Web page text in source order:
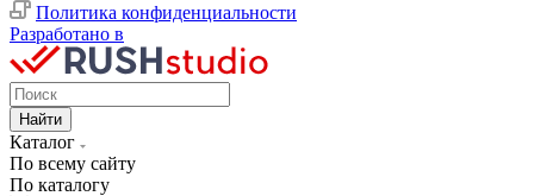
Политика конфиденциальности
Разработано в
Найти
Каталог
По всему сайту
По каталогу